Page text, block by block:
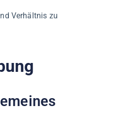
Verhältnis zu